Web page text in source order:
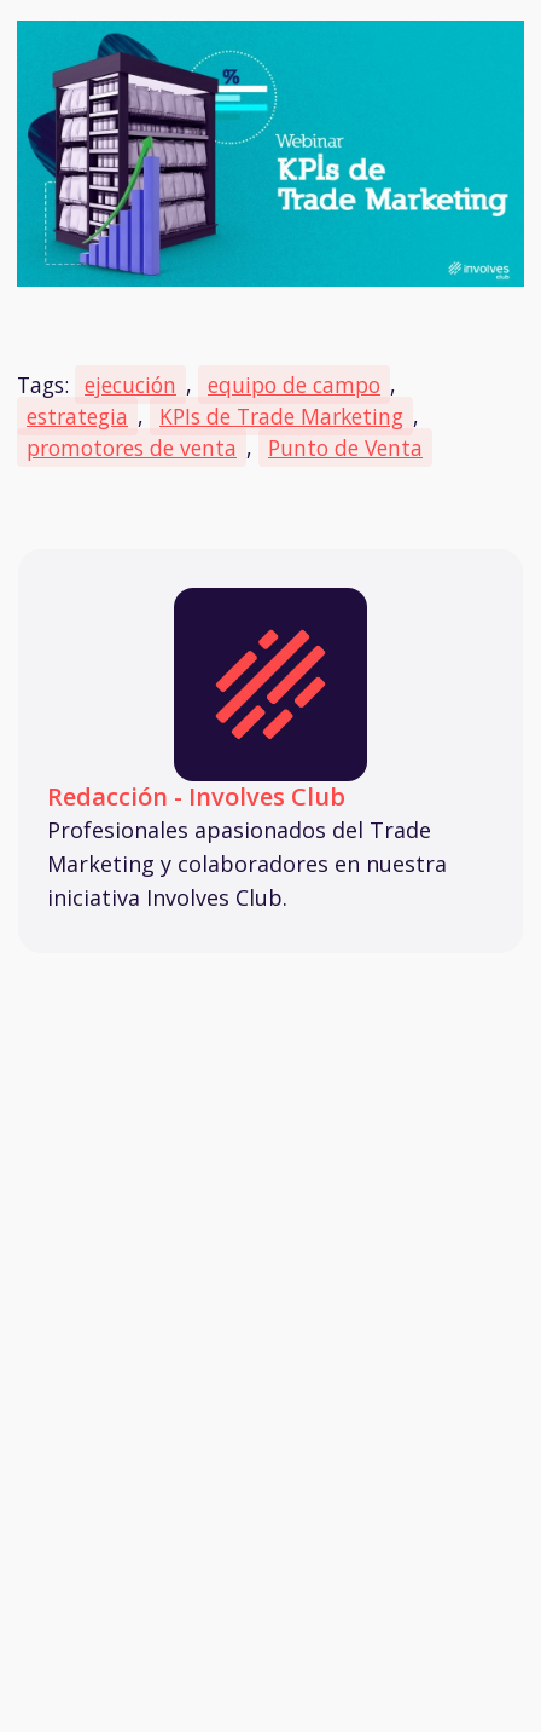
Tags: ejecución , equipo de campo ,
estrategia , KPIs de Trade Marketing ,
promotores de venta , Punto de Venta
Redacción - Involves Club
Profesionales apasionados del Trade
Marketing y colaboradores en nuestra
iniciativa Involves Club.